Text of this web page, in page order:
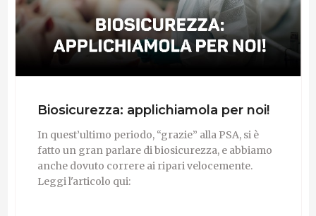
Biosicurezza: applichiamola per noi!
In quest’ultimo periodo, “grazie” alla PSA, si è
fatto un gran parlare di biosicurezza, e abbiamo
anche dovuto correre ai ripari velocemente.
Leggi l'articolo qui: